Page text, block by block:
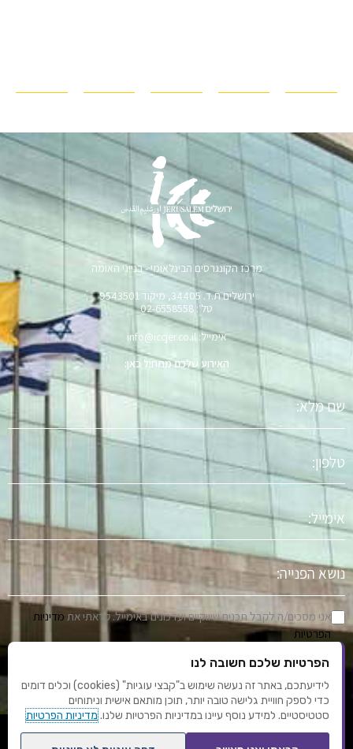
מרכז הקונגרסים הבינלאומי - בנייני האומה
ירושלים ת.ד. 34405, מיקוד 9543501
טל׳: 02-6558558
אימייל: info@iccjer.co.il
האירוע שלכם מתחיל כאן:
מלא
טלפון
אימייל
נושא
הפניה
אני מסכים/ה לקבל תכנים שיווקיים ועדכונים באימייל. קראתי את מדיניות
הפרטיות
T
Y
F
הפרטיות שלכם חשובה לנו
לידיעתכם, באתר זה נעשה שימוש ב"קבצי עוגיות" (cookies) וכלים דומים
כדי לספק חוויית גלישה טובה יותר, תוכן מותאם אישית וניתוחים
סטטיסטיים. למידע נוסף עיינו במדיניות הפרטיות שלנו.מדיניות הפרטיות